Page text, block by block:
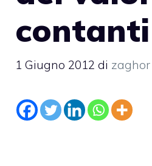
contanti
1 Giugno 2012 di zaghor